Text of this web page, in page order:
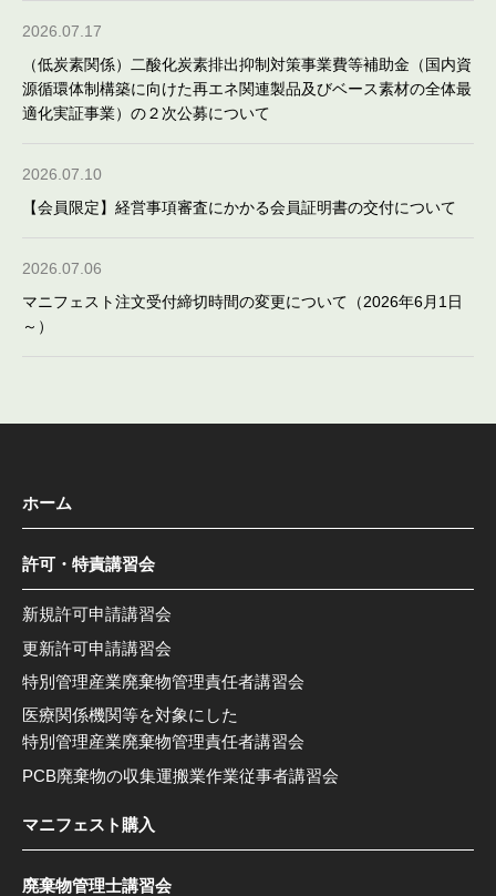
2026.07.17
（低炭素関係）二酸化炭素排出抑制対策事業費等補助金（国内資
源循環体制構築に向けた再エネ関連製品及びベース素材の全体最
適化実証事業）の２次公募について
2026.07.10
【会員限定】経営事項審査にかかる会員証明書の交付について
2026.07.06
マニフェスト注文受付締切時間の変更について（2026年6月1日
～）
ホーム
許可・特責講習会
新規許可申請講習会
更新許可申請講習会
特別管理産業廃棄物管理責任者講習会
医療関係機関等を対象にした
特別管理産業廃棄物管理責任者講習会
PCB廃棄物の収集運搬業作業従事者講習会
マニフェスト購入
廃棄物管理士講習会